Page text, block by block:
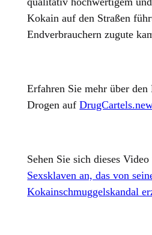
Kokain auf den Straßen
Endverbrauchern zugute
Erfahren Sie mehr über
Drogen auf
Sehen Sie sich dieses
Sexsklaven an, das von
Kokainschmuggelskandal